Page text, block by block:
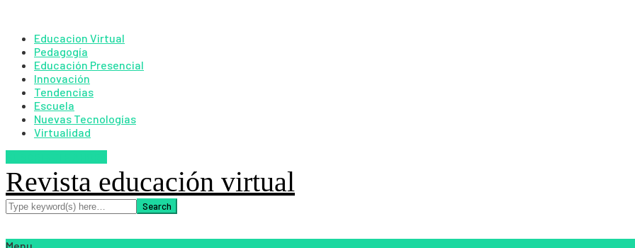
Educacion Virtual
Pedagogía
Educación Presencial
Innovación
Tendencias
Escuela
Nuevas Tecnologías
Virtualidad
Revista educación virtual